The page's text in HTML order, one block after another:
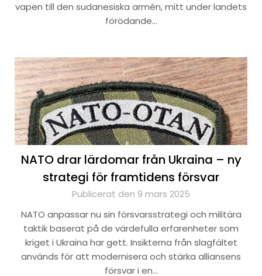
vapen till den sudanesiska armén, mitt under landets
förödande…
NATO drar lärdomar från Ukraina – ny
strategi för framtidens försvar
Publicerat den 9 mars 2025
NATO anpassar nu sin försvarsstrategi och militära
taktik baserat på de värdefulla erfarenheter som
kriget i Ukraina har gett. Insikterna från slagfältet
används för att modernisera och stärka alliansens
försvar i en…